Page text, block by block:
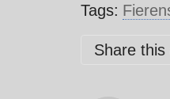
Tags:
Share this